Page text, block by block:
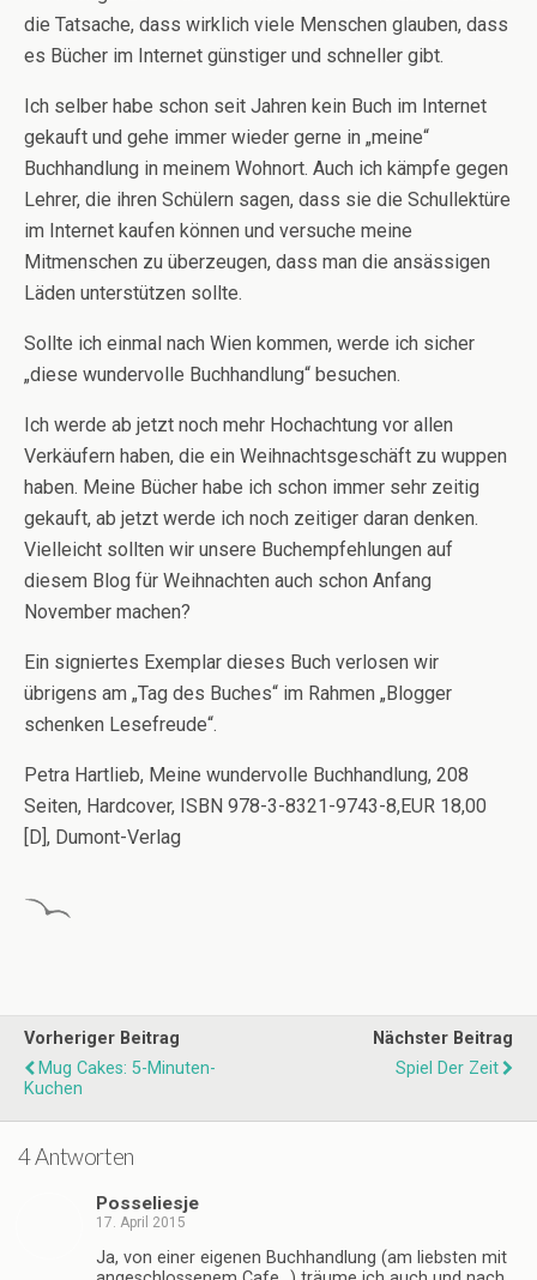
die Tatsache, dass wirklich viele Menschen glauben, dass
es Bücher im Internet günstiger und schneller gibt.
Ich selber habe schon seit Jahren kein Buch im Internet
gekauft und gehe immer wieder gerne in „meine“
Buchhandlung in meinem Wohnort. Auch ich kämpfe gegen
Lehrer, die ihren Schülern sagen, dass sie die Schullektüre
im Internet kaufen können und versuche meine
Mitmenschen zu überzeugen, dass man die ansässigen
Läden unterstützen sollte.
Sollte ich einmal nach Wien kommen, werde ich sicher
„diese wundervolle Buchhandlung“ besuchen.
Ich werde ab jetzt noch mehr Hochachtung vor allen
Verkäufern haben, die ein Weihnachtsgeschäft zu wuppen
haben. Meine Bücher habe ich schon immer sehr zeitig
gekauft, ab jetzt werde ich noch zeitiger daran denken.
Vielleicht sollten wir unsere Buchempfehlungen auf
diesem Blog für Weihnachten auch schon Anfang
November machen?
Ein signiertes Exemplar dieses Buch verlosen wir
übrigens am „Tag des Buches“ im Rahmen „Blogger
schenken Lesefreude“.
Petra Hartlieb, Meine wundervolle Buchhandlung, 208
Seiten, Hardcover, ISBN 978-3-8321-9743-8,EUR 18,00
[D], Dumont-Verlag
Vorheriger Beitrag
Mug Cakes: 5-Minuten-
Kuchen
Nächster Beitrag
Spiel Der Zeit
4 Antworten
Posseliesje
17. April 2015
Ja, von einer eigenen Buchhandlung (am liebsten mit